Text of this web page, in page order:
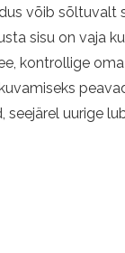
võib sõltuvalt
sisu on vaja
kontrollige
seejärel uurige